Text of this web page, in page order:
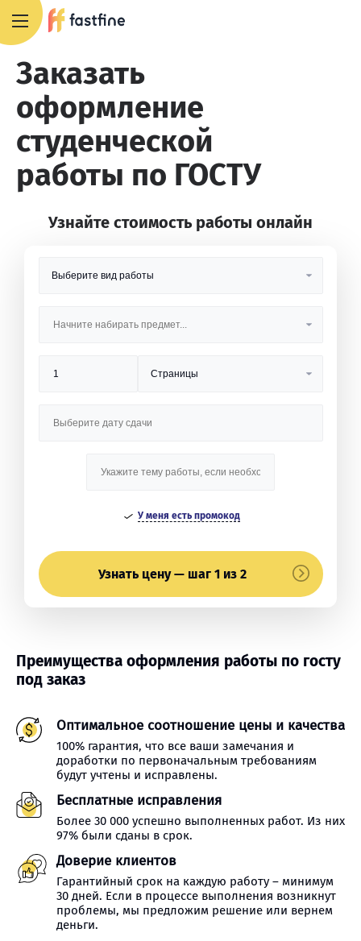
Заказать
оформление
студенческой
работы по ГОСТУ
Узнайте стоимость работы онлайн
У меня есть промокод
Узнать цену — шаг 1 из 2
Преимущества оформления работы по госту
под заказ
Оптимальное соотношение цены и качества
100% гарантия, что все ваши замечания и
доработки по первоначальным требованиям
будут учтены и исправлены.
Бесплатные исправления
Более 30 000 успешно выполненных работ. Из них
97% были сданы в срок.
Доверие клиентов
Гарантийный срок на каждую работу – минимум
30 дней. Если в процессе выполнения возникнут
проблемы, мы предложим решение или вернем
деньги.